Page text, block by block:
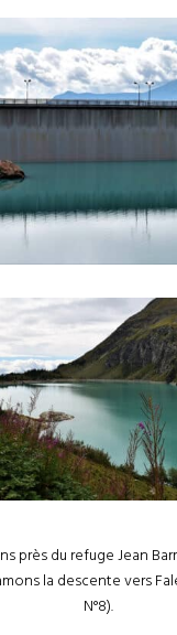
près du refuge Jean
la descente vers
N°8).